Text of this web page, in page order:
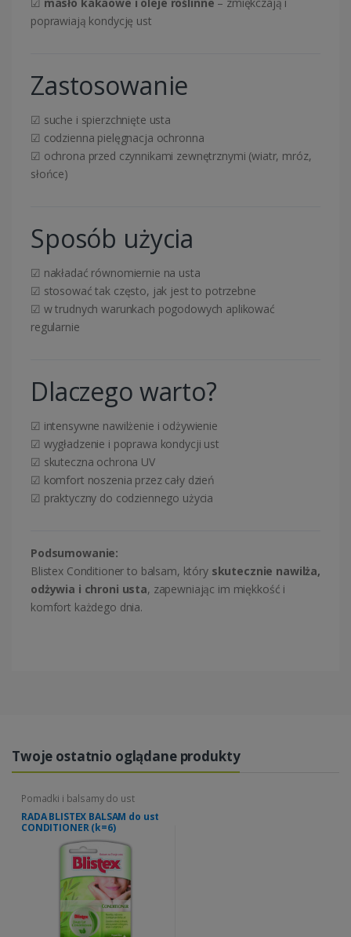
poprawiają kondycję ust
Zastosowanie
☑ suche i spierzchnięte usta
☑ codzienna pielęgnacja ochronna
☑ ochrona przed czynnikami zewnętrznymi (wiatr, mróz,
słońce)
Sposób użycia
☑ nakładać równomiernie na usta
☑ stosować tak często, jak jest to potrzebne
☑ w trudnych warunkach pogodowych aplikować
regularnie
Dlaczego warto?
☑ intensywne nawilżenie i odżywienie
☑ wygładzenie i poprawa kondycji ust
☑ skuteczna ochrona UV
☑ komfort noszenia przez cały dzień
☑ praktyczny do codziennego użycia
Podsumowanie:
Blistex Conditioner to balsam, który skutecznie nawilża,
odżywia i chroni usta, zapewniając im miękkość i
komfort każdego dnia.
Twoje ostatnio oglądane produkty
Pomadki i balsamy do ust
RADA BLISTEX BALSAM do ust
CONDITIONER (k=6)